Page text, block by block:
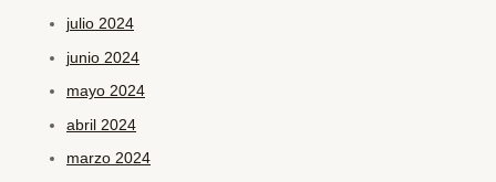
julio 2024
junio 2024
mayo 2024
abril 2024
marzo 2024